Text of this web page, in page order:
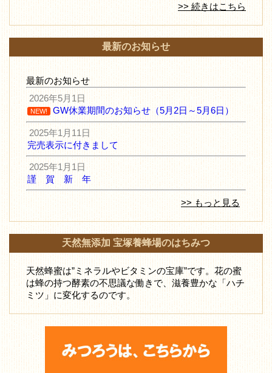
>> 続きはこちら
最新のお知らせ
最新のお知らせ
2026年5月1日
NEW! GW休業期間のお知らせ（5月2日～5月6日）
2025年1月11日
完売表示に付きまして
2025年1月1日
謹 賀 新 年
>> もっと見る
天然無添加 宝塚養蜂場のはちみつ
天然蜂蜜は”ミネラルやビタミンの宝庫”です。花の蜜
は蜂の持つ酵素の不思議な働きで、滋養豊かな「ハチ
ミツ」に変化するのです。